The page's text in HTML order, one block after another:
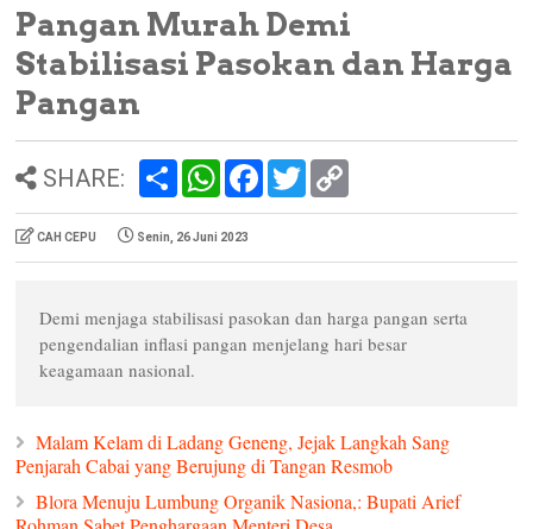
Pangan Murah Demi
Stabilisasi Pasokan dan Harga
Pangan
SHARE:
e
W
s
A
o
w
e
i
CAH CEPU Senin, 26 Juni 2023
Demi menjaga stabilisasi pasokan dan harga pangan serta
pengendalian inflasi pangan menjelang hari besar
keagamaan nasional.
Malam Kelam di Ladang Geneng, Jejak Langkah Sang
Penjarah Cabai yang Berujung di Tangan Resmob
Blora Menuju Lumbung Organik Nasiona,: Bupati Arief